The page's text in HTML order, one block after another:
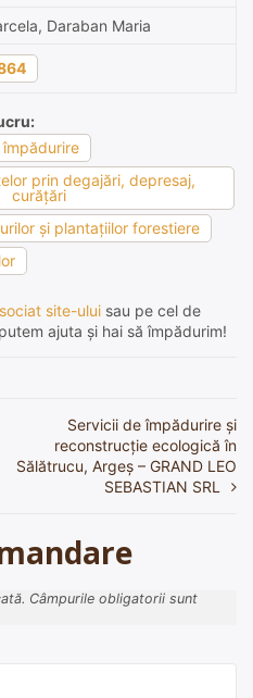
Daraban Maria
prin degajări, depresaj,
curăţări
şi plantaţiilor forestiere
site-ului sau pe cel de
ajuta și hai să împădurim!
Servicii de împădurire și
reconstrucție ecologică în
Sălătrucu, Argeș – GRAND LEO
SEBASTIAN SRL
Câmpurile obligatorii sunt